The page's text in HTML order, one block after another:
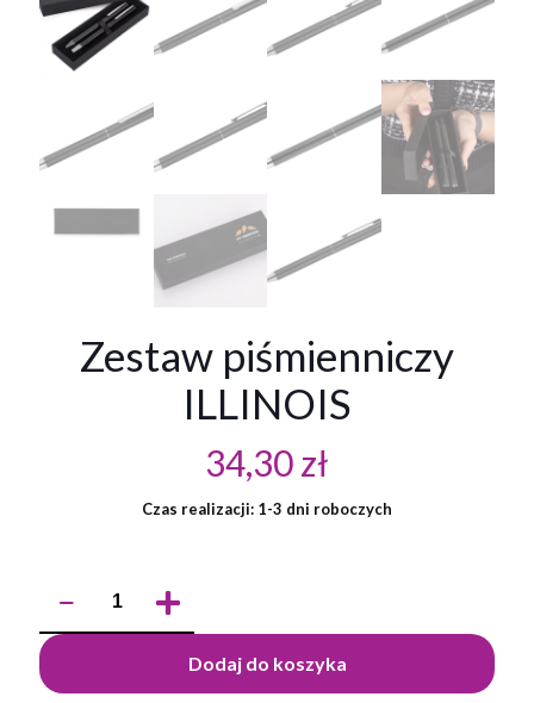
Zestaw piśmienniczy
ILLINOIS
34,30zł
Czas realizacji: 1-3 dni roboczych
Zestaw
piśmienniczy
ILLINOIS
Dodaj do koszyka